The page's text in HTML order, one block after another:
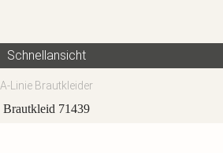
Schnellansicht
A-Linie Brautkleider
Brautkleid 71439